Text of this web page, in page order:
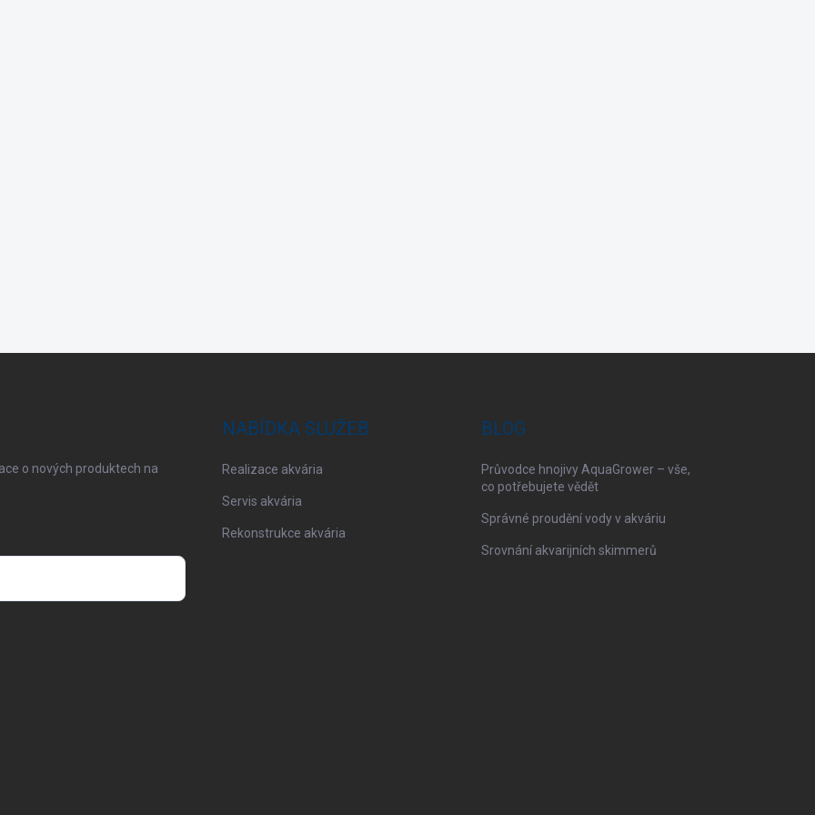
o nových produktech na
NABÍDKA SLUŽEB
Realizace akvária
Servis akvária
Rekonstrukce akvária
BLOG
Průvodce hnojivy AquaGrower – vše,
co potřebujete vědět
Správné proudění vody v akváriu
Srovnání akvarijních skimmerů